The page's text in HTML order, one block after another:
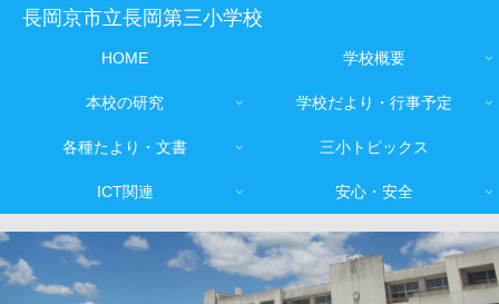
長岡京市立長岡第三小学校
HOME 学校概要
本校の研究 学校だより・行事予定
各種たより・文書 三小トピックス
ICT関連 安心・安全